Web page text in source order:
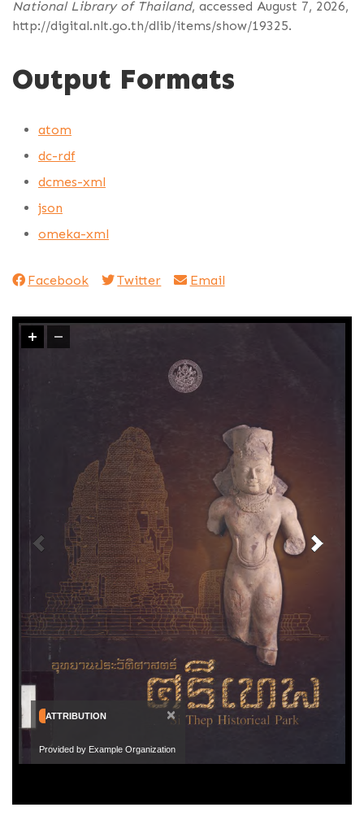
National Library of Thailand, accessed August 7, 2026,
http://digital.nlt.go.th/dlib/items/show/19325.
Output Formats
atom
dc-rdf
dcmes-xml
json
omeka-xml
Facebook Twitter Email
ATTRIBUTION ×
Provided by Example Organization